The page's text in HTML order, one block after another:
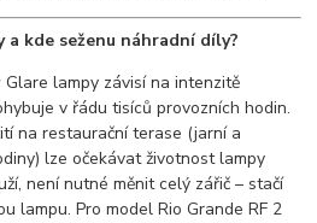
a kde seženu náhradní díly?
lampy závisí na intenzitě
v řádu tisíců provozních hodin.
na restaurační terase (jarní a
lze očekávat životnost lampy
není nutné měnit celý zářič – stačí
lampu. Pro model Rio Grande RF 2